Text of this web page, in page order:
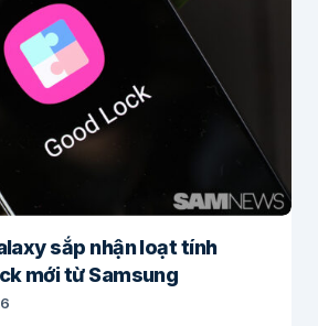
sắp nhận loạt tính
mới từ Samsung